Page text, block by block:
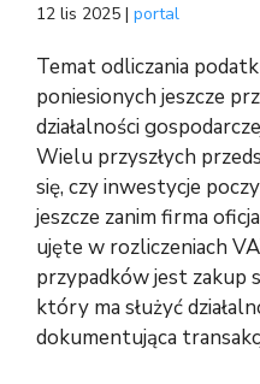
12 lis 2025 | portal
Temat odliczania
poniesionych jeszcze
działalności
Wielu przyszłych
się, czy inwestycje
jeszcze zanim firma
ujęte w rozliczeniach
przypadków jest zakup
który ma służyć
dokumentująca